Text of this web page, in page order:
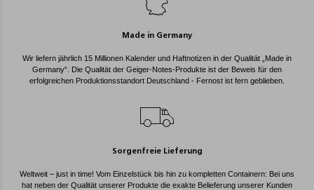
Made in Germany
Wir liefern jährlich 15 Millionen Kalender und Haftnotizen in der Qualität „Made in
Germany“. Die Qualität der Geiger-Notes-Produkte ist der Beweis für den
erfolgreichen Produktionsstandort Deutschland - Fernost ist fern geblieben.
Sorgenfreie Lieferung
Weltweit – just in time! Vom Einzelstück bis hin zu kompletten Containern: Bei uns
hat neben der Qualität unserer Produkte die exakte Belieferung unserer Kunden